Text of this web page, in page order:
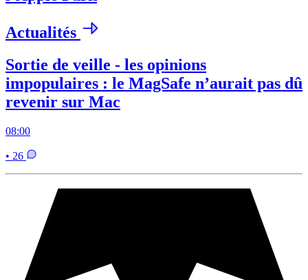
Actualités
Sortie de veille - les opinions
impopulaires : le MagSafe n’aurait pas dû
revenir sur Mac
08:00
• 26